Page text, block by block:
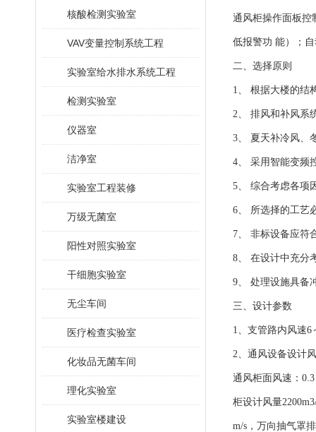
核酸检测实验室
VAV变量控制系统工程
实验室给水排水系统工程
检测实验室
仪器室
洁净室
实验室工程装修
万级无菌室
阳性对照实验室
干细胞实验室
无尘车间
医疗检查实验室
化妆品无菌车间
理化实验室
实验室楼建设
通风柜操作面板控
低报警功 能）；
二、选择原则
1、 根据大楼的结
2、 排风和补风系
3、 夏天补冷风、
4、 采用智能变频
5、 综合考虑各项
6、 所选择的工艺
7、 非标设备应符
8、 在设计中充分
9、 处理设施具备
三、设计参数
1、支管路内风速6
2、通风设备设计
通风柜面风速：
柜设计风量
m/s，万向抽气罩